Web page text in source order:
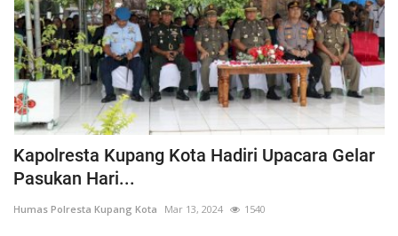
Kupang Kota Hadiri Upacara Gelar
Hari...
Polresta Kupang Kota Mar 13, 2024 1540